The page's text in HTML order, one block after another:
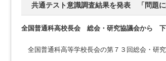
共通テスト意識調査結果を発表 「問題
全国普通科高校長会 総会・研究協議会から 下
全国普通科高等学校長会の第７３回総会・研